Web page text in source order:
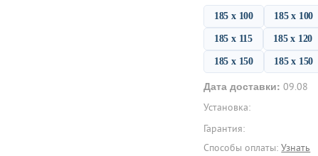
185 х 100 185 х 100
185 х 115 185 х 120
185 х 150 185 х 150
Дата доставки: 09.08
Установка:
Гарантия:
Способы оплаты: Узнать